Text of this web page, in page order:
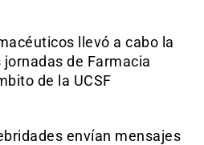
llevó a cabo la
de Farmacia
de la UCSF
envían mensajes